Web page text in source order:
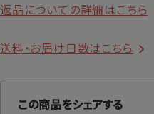
返品についての詳細はこちら
送料・お届け日数はこちら
この商品をシェアする